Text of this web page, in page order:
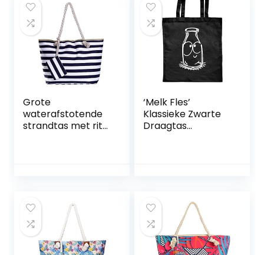
opslagmand
Nieuwe handtas
(Color : Khaki)
Grote
waterafstotende
strandtas met rits
‘Melk Fles’
Klassieke Zwarte
Draagtas